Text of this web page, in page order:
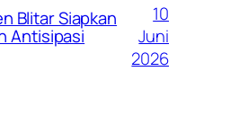
Blitar Siapkan
Antisipasi
10
Juni
2026